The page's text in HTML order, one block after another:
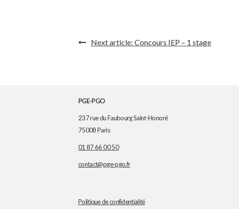
de
Next article: Concours IEP – 1 stage
PGE-PGO
237 rue du Faubourg Saint-Honoré
75008 Paris
01 87 66 00 50
contact@pge-pgo.fr
Politique de confidentialité